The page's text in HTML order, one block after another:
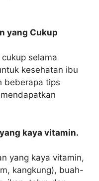
yang Cukup
selama
kesehatan ibu
beberapa tips
kaya vitamin.
yang kaya vitamin,
kangkung), buah-